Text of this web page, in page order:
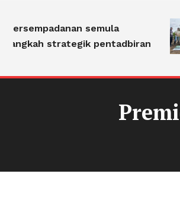
semula
strategik pentadbiran